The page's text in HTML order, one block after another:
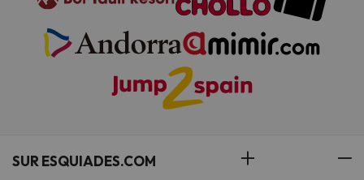
SUR ESQUIADES.COM